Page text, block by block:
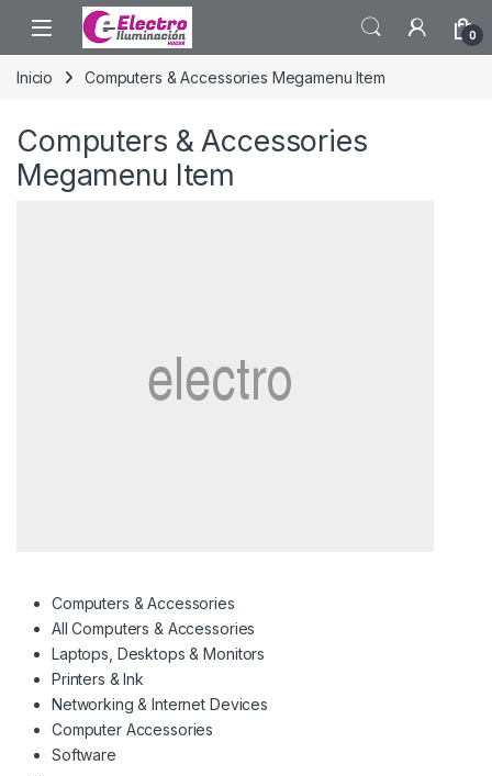
Saltar a la navegación
Saltar al contenido
0
Inicio Computers & Accessories Megamenu Item
Computers & Accessories
Megamenu Item
Computers & Accessories
All Computers & Accessories
Laptops, Desktops & Monitors
Printers & Ink
Networking & Internet Devices
Computer Accessories
Software